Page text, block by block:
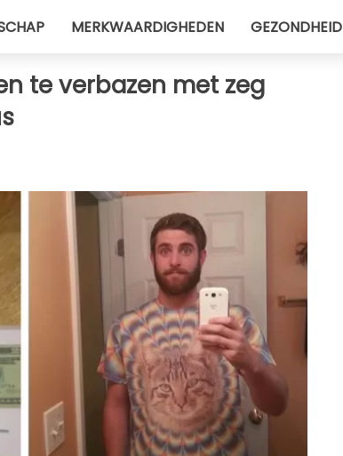
MERKWAARDIGHEDEN GEZONDHEID
te verbazen met zeg